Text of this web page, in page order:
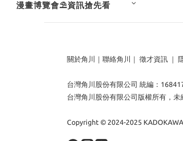
漫畫博覽會⛱️資訊搶先看
關於角川 ｜ 聯絡角川 ｜ 徵才資訊 ｜
台灣角川股份有限公司 統編：
台灣角川股份有限公司版權所有，未
Copyright © 2024-2025